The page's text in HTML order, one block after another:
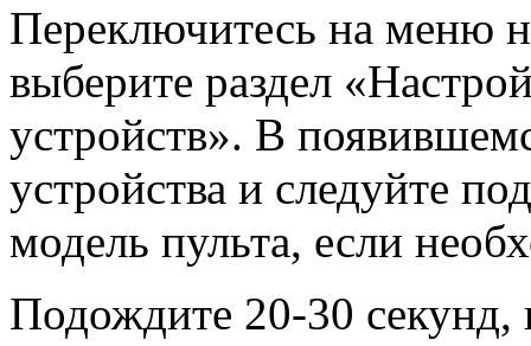
Переключитесь на меню
выберите раздел
устройств». В
устройства и следуйте
модель пульта, если
Подождите 20-30 секунд,